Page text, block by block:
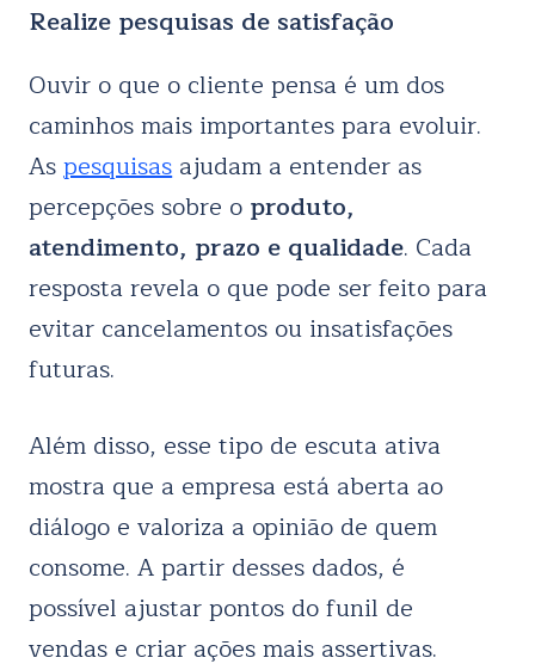
Realize pesquisas de satisfação
Ouvir o que o cliente pensa é um dos
caminhos mais importantes para evoluir.
Aspesquisasajudam a entender as
percepções sobre o produto,
atendimento, prazo e qualidade. Cada
resposta revela o que pode ser feito para
evitar cancelamentos ou insatisfações
futuras.
Além disso, esse tipo de escuta ativa
mostra que a empresa está aberta ao
diálogo e valoriza a opinião de quem
consome. A partir desses dados, é
possível ajustar pontos do funil de
vendas e criar ações mais assertivas.